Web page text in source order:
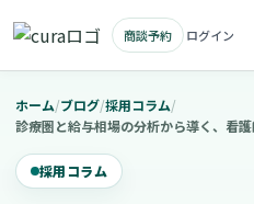
商談予約 ログイン
ホーム/ブログ/採用コラム/
採用コラム